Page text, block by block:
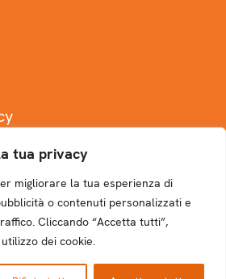
tua privacy
migliorare la tua esperienza di
o contenuti personalizzati e
Cliccando “Accetta tutti”,
dei cookie.